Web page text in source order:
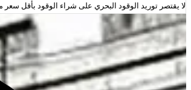
لا يقتصر توريد الوقود البحري على شراء الوقود بأقل سعر